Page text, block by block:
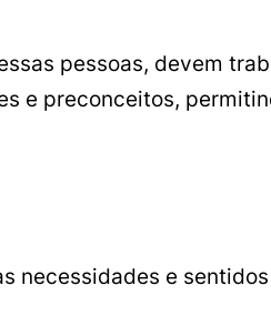
pessoas, devem
e preconceitos,
necessidades e